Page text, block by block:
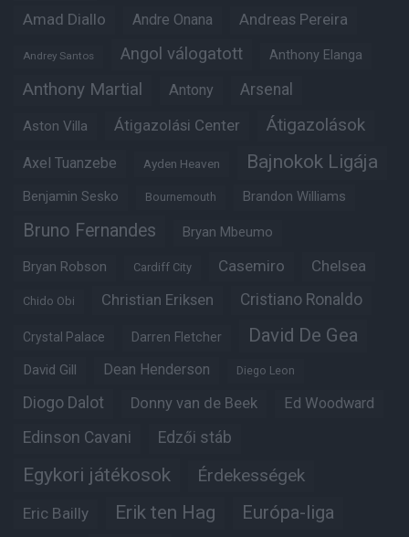
Amad Diallo Andre Onana Andreas Pereira
Andrey Santos Angol válogatott Anthony Elanga
Anthony Martial Antony Arsenal
Aston Villa Átigazolási Center Átigazolások
Axel Tuanzebe Ayden Heaven Bajnokok Ligája
Benjamin Sesko Bournemouth Brandon Williams
Bruno Fernandes Bryan Mbeumo
Bryan Robson Cardiff City Casemiro Chelsea
Chido Obi Christian Eriksen Cristiano Ronaldo
Crystal Palace Darren Fletcher David De Gea
David Gill Dean Henderson Diego Leon
Diogo Dalot Donny van de Beek Ed Woodward
Edinson Cavani Edzői stáb
Egykori játékosok Érdekességek
Eric Bailly Erik ten Hag Európa-liga